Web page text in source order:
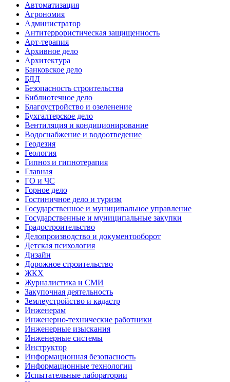
Автоматизация
Агрономия
Администратор
Антитеррористическая защищенность
Арт-терапия
Архивное дело
Архитектура
Банковское дело
БДД
Безопасность строительства
Библиотечное дело
Благоустройство и озеленение
Бухгалтерское дело
Вентиляция и кондиционирование
Водоснабжение и водоотведение
Геодезия
Геология
Гипноз и гипнотерапия
Главная
ГО и ЧС
Горное дело
Гостиничное дело и туризм
Государственное и муниципальное управление
Государственные и муниципальные закупки
Градостроительство
Делопроизводство и документооборот
Детская психология
Дизайн
Дорожное строительство
ЖКХ
Журналистика и СМИ
Закупочная деятельность
Землеустройство и кадастр
Инженерам
Инженерно-технические работники
Инженерные изыскания
Инженерные системы
Инструктор
Информационная безопасность
Информационные технологии
Испытательные лаборатории